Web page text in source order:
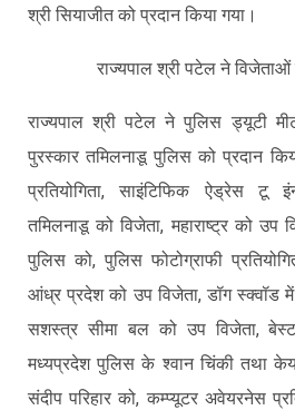
श्री सियाजीत को प्रदान किया गया।
राज्यपाल श्री पटेल ने
राज्यपाल श्री पटेल ने पुलिस ड्यूटी
पुरस्कार तमिलनाडू पुलिस को प्रदान
प्रतियोगिता, साइंटिफिक ऐड्रेस टू
तमिलनाडू को विजेता, महाराष्ट्र को उप
पुलिस को, पुलिस फोटोग्राफी
आंध्र प्रदेश को उप विजेता, डॉग स्क्वॉड में
सशस्त्र सीमा बल को उप विजेता,
मध्यप्रदेश पुलिस के श्वान चिंकी तथा
संदीप परिहार को, कम्प्यूटर अवेयरनेस